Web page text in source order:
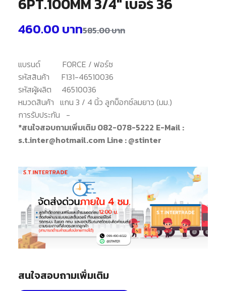
585.00บาท
460.00 บาท
แบรนด์ FORCE / ฟอร์ซ
รหัสสินค้า F131-46510036
รหัสผู้ผลิต 46510036
หมวดสินค้า แกน 3 / 4 นิ้ว ลูกบ็อกซ์ลมยาว (มม.)
การรับประกัน -
*สนใจสอบถามเพิ่มเติม 082-078-5222 E-Mail :
s.t.inter@hotmail.com Line : @stinter
สนใจสอบถามเพิ่มเติม